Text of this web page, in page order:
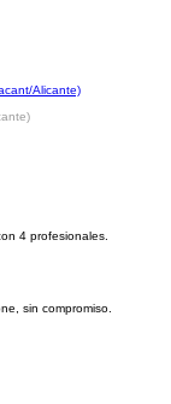
Alicante)
4 profesionales.
sin compromiso.